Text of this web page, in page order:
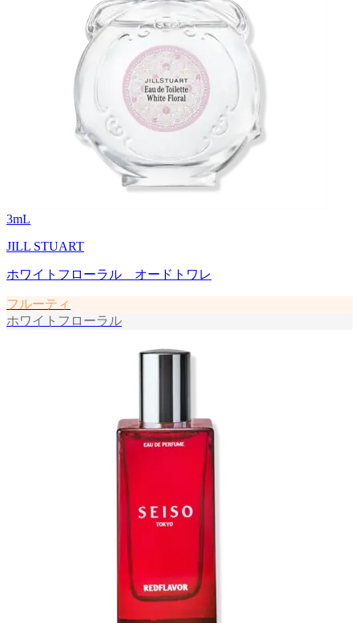
3mL
JILL STUART
ホワイトフローラル オードトワレ
フルーティ
ホワイトフローラル